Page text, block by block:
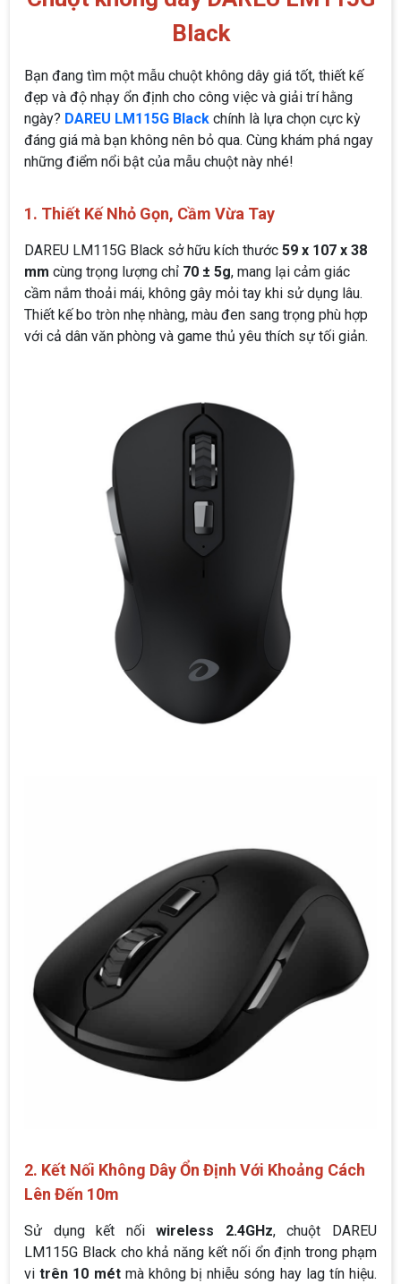
Black
Bạn đang tìm một mẫu chuột không dây giá tốt, thiết kế
đẹp và độ nhạy ổn định cho công việc và giải trí hằng
ngày? DAREU LM115G Black chính là lựa chọn cực kỳ
đáng giá mà bạn không nên bỏ qua. Cùng khám phá ngay
những điểm nổi bật của mẫu chuột này nhé!
1. Thiết Kế Nhỏ Gọn, Cầm Vừa Tay
DAREU LM115G Black sở hữu kích thước 59 x 107 x 38
mm cùng trọng lượng chỉ 70 ± 5g, mang lại cảm giác
cầm nắm thoải mái, không gây mỏi tay khi sử dụng lâu.
Thiết kế bo tròn nhẹ nhàng, màu đen sang trọng phù hợp
với cả dân văn phòng và game thủ yêu thích sự tối giản.
2. Kết Nối Không Dây Ổn Định Với Khoảng Cách
Lên Đến 10m
Sử dụng kết nốiwireless 2.4GHz, chuột DAREU
LM115G Black cho khả năng kết nối ổn định trong phạm
vitrên 10 métmà không bị nhiễu sóng hay lag tín hiệu.